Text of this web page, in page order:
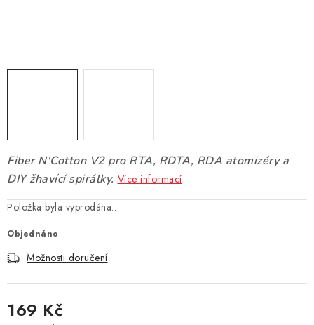
PŘÍSLUŠENSTVÍ
ZNAČKY
Vše o nákupu Jak reklamovat či vrátit zboží
Kontakty
Fiber N'Cotton V2 pro RTA, RDTA, RDA atomizéry a
DIY žhavící spirálky. Více informací
Položka byla vyprodána…
Objednáno
Možnosti doručení
169 Kč